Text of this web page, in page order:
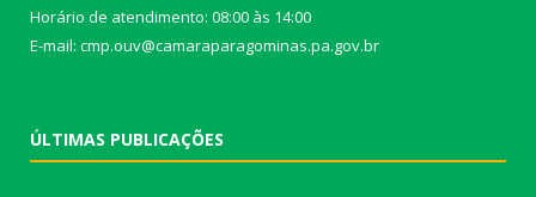
Horário de atendimento: 08:00 às 14:00
E-mail: cmp.ouv@camaraparagominas.pa.gov.br
ÚLTIMAS PUBLICAÇÕES